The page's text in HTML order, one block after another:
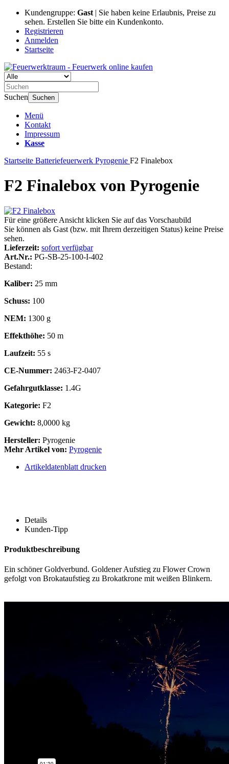
Kundengruppe: Gast | Sie haben keine Erlaubnis, Preise zu
sehen. Erstellen Sie bitte ein Kundenkonto.
Registrieren
Anmelden
Startseite
Suchen Suchen
Menü
Kontakt
Impressum
Kasse
Startseite Batteriefeuerwerk Pyrogenie F2 Finalebox
F2 Finalebox von Pyrogenie
Für eine größere Ansicht klicken Sie auf das Vorschaubild
Sie können als Gast (bzw. mit Ihrem derzeitigen Status) keine Preise
sehen.
Lieferzeit: sofort verfügbar
Art.Nr.: PG-SB-25-100-I-402
Bestand:
Kaliber: 25 mm
Schuss: 100
NEM: 1300 g
Effekthöhe: 50 m
Laufzeit: 55 s
CE-Nummer: 2463-F2-0407
Gefahrgutklasse: 1.4G
Kategorie: F2
Gewicht: 8,0000 kg
Hersteller: Pyrogenie
Mehr Artikel von: Pyrogenie
Artikeldatenblatt drucken
Details
Kunden-Tipp
Produktbeschreibung
Ein schöner Goldverbund. Goldener Aufstieg zu Flower Crown
gefolgt von Brokataufstieg zu Brokatkrone mit weißen Blinkern.